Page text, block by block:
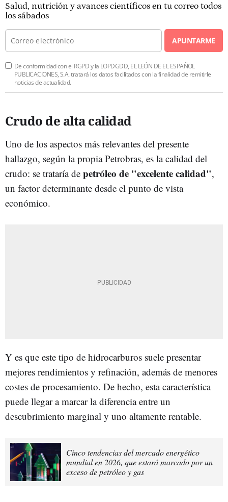
Salud, nutrición y avances científicos en tu correo todos
los sábados
APUNTARME
De conformidad con el RGPD y la LOPDGDD, EL LEÓN DE EL ESPAÑOL
PUBLICACIONES, S.A. tratará los datos facilitados con la finalidad de remitirle
noticias de actualidad.
Crudo de alta calidad
Uno de los aspectos más relevantes del presente
hallazgo, según la propia Petrobras, es la calidad del
crudo: se trataría de petróleo de "excelente calidad",
un factor determinante desde el punto de vista
económico.
Y es que este tipo de hidrocarburos suele presentar
mejores rendimientos y refinación, además de menores
costes de procesamiento. De hecho, esta característica
puede llegar a marcar la diferencia entre un
descubrimiento marginal y uno altamente rentable.
Cinco tendencias del mercado energético
mundial en 2026, que estará marcado por un
exceso de petróleo y gas